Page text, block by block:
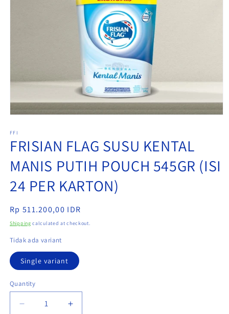
1
in
modal
FFI
FRISIAN FLAG SUSU KENTAL
MANIS PUTIH POUCH 545GR (ISI
24 PER KARTON)
Regular
price
Rp 511.200,00 IDR
Shipping calculated at checkout.
Tidak ada variant
Single variant
Quantity
Decrease
Increase